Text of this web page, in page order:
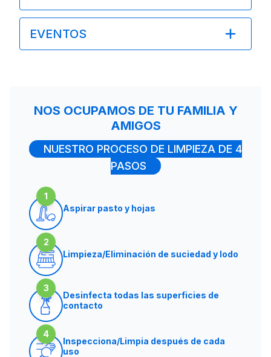
EVENTOS
NOS OCUPAMOS DE TU FAMILIA Y
AMIGOS
NUESTRO PROCESO DE LIMPIEZA DE 4
PASOS
1
Aspirar pasto y hojas
2
Limpieza/Eliminación de suciedad y lodo
3
Desinfecta todas las superficies de
contacto
4
Inspecciona/Limpia después de cada
uso